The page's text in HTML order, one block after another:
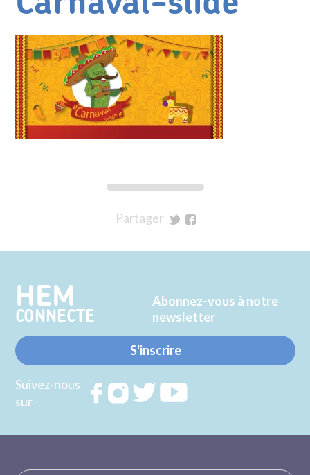
Partager
Twitter
Facebook
HEM
CONNECTE
Abonnez-vous à notre
newsletter
S'inscrire
Suivez-nous
sur
RejoignezRejoignezRejoignez